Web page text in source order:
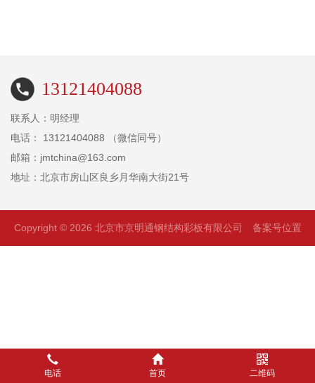
13121404088
联系人：明经理
电话： 13121404088 （微信同号）
邮箱：jmtchina@163.com
地址：北京市房山区良乡月华南大街21号
Copyright © 2026 北京市京明通钢结构彩板有限公司 备案号位置
电话 首页 二维码